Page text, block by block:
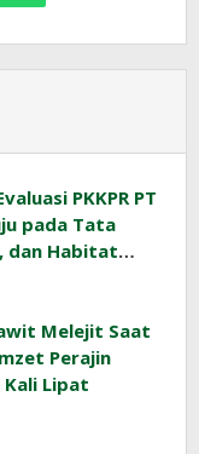
PKKPR PT
pada Tata
dan Habitat
Melejit Saat
Perajin
Kali Lipat